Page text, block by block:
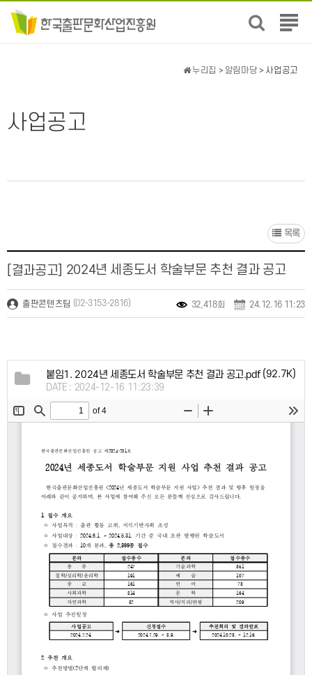
전
뉴
사업공고
누리집 > 알림마당 > 사업공고
목록
[결과공고] 2024년 세종도서 학술부문 추천 결과 공고
출판콘텐츠팀 (02-3153-2816) 32,418회 24.12.16 11:23
붙임1. 2024년 세종도서 학술부문 추천 결과 공고.pdf(92.7K)
DATE : 2024-12-16 11:23:39